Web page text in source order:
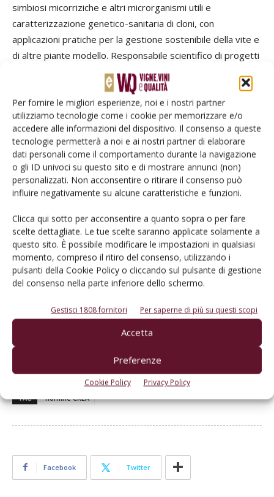
Per fornire le migliori esperienze, noi e i nostri partner
utilizziamo tecnologie come i cookie per memorizzare e/o
accedere alle informazioni del dispositivo. Il consenso a queste
tecnologie permetterà a noi e ai nostri partner di elaborare
dati personali come il comportamento durante la navigazione
o gli ID univoci su questo sito e di mostrare annunci (non)
personalizzati. Non acconsentire o ritirare il consenso può
influire negativamente su alcune caratteristiche e funzioni.
Clicca qui sotto per acconsentire a quanto sopra o per fare
scelte dettagliate. Le tue scelte saranno applicate solamente a
questo sito. È possibile modificare le impostazioni in qualsiasi
momento, compreso il ritiro del consenso, utilizzando i
pulsanti della Cookie Policy o cliccando sul pulsante di gestione
del consenso nella parte inferiore dello schermo.
Gestisci 1808 fornitori Per saperne di più su questi scopi
Accetta
Preferenze
Cookie Policy Privacy Policy
simbiosi micorriziche e altri microrganismi utili e
caratterizzazione genetico-sanitaria di cloni, con
applicazioni pratiche per la gestione sostenibile della vite e
di altre piante modello. Responsabile scientifico di progetti
innovativi con focus sullo sviluppo di biotecnologie
sostenibili, genome editing e cisgenesi per migliorare
resistenza a Peronospora, Oidio e stress idrico. Editor e
revisore internazionale, membro di società scientifiche
europee, con abilitazione a professore universitario in
Patologia e Fisiologia vegetale.
Zootecnica e Acquacoltura - Angelo Coletta:medico
veterinario iscritto all’Albo, esperto in benessere animale e
difesa fitosanitaria ed igiene degli alimenti di origine
animale, con una lunga esperienza nel settore zootecnico.
Direttore Generale dell’Associazione RIS Bufala (Ricerca,
Innovazione e Selezione per la Bufala), riconosciuto dal
Masaf, come Ente Selezionatore che si occupa
sanità e benessere animale, valorizzazione delle
produzioni e sviluppo sostenibile dell’intera filiera bufalina,
supportando le attività legate all’allevamento e alla qualità
TAG nomine CREA
Facebook Twitter